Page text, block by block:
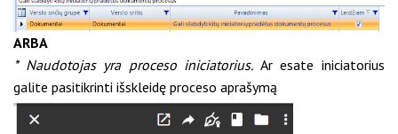
ARBA
* Naudotojas yra proceso iniciatorius. Ar esate iniciatorius
galite pasitikrinti išskleidę proceso aprašymą